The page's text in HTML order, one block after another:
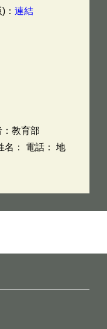
連結
教育部
名： 電話： 地